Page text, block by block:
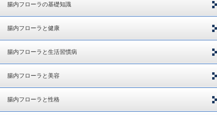
腸内フローラの基礎知識
腸内フローラと健康
腸内フローラと生活習慣病
腸内フローラと美容
腸内フローラと性格